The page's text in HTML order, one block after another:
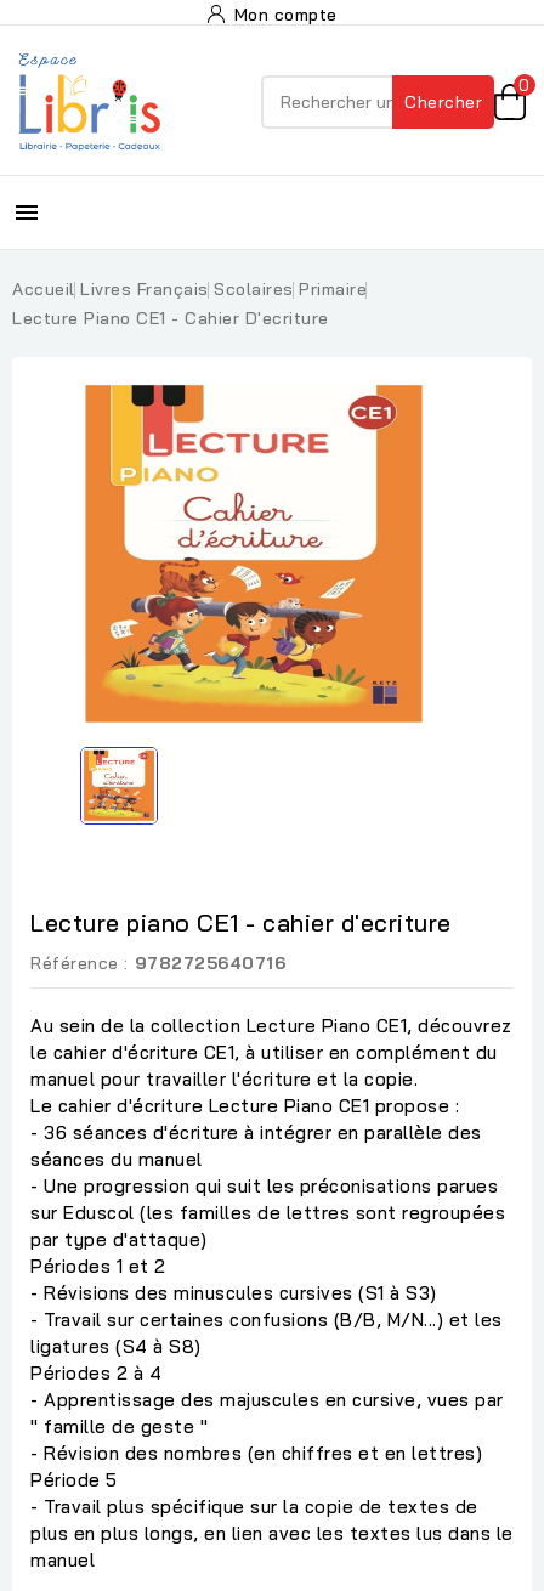
Mon compte
Chercher
0

Accueil Livres Français Scolaires Primaire
Lecture Piano CE1 - Cahier D'ecriture
Lecture piano CE1 - cahier d'ecriture
Référence : 9782725640716
Au sein de la collection Lecture Piano CE1, découvrez
le cahier d'écriture CE1, à utiliser en complément du
manuel pour travailler l'écriture et la copie.
Le cahier d'écriture Lecture Piano CE1 propose :
- 36 séances d'écriture à intégrer en parallèle des
séances du manuel
- Une progression qui suit les préconisations parues
sur Eduscol (les familles de lettres sont regroupées
par type d'attaque)
Périodes 1 et 2
- Révisions des minuscules cursives (S1 à S3)
- Travail sur certaines confusions (B/B, M/N...) et les
ligatures (S4 à S8)
Périodes 2 à 4
- Apprentissage des majuscules en cursive, vues par
" famille de geste "
- Révision des nombres (en chiffres et en lettres)
Période 5
- Travail plus spécifique sur la copie de textes de
plus en plus longs, en lien avec les textes lus dans le
manuel